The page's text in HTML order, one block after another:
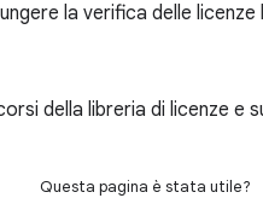
la verifica delle
della libreria di licenze e
Questa pagina è stata utile?